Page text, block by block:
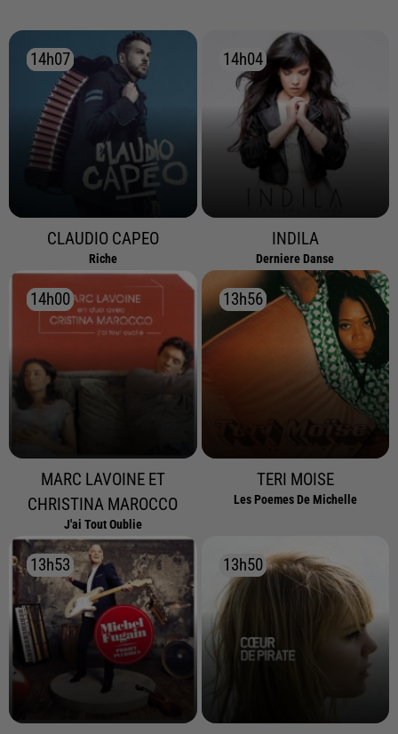
14h07
14h07
CLAUDIO CAPEO
Riche
14h04
14h04
INDILA
Derniere Danse
14h00
14h00
MARC LAVOINE ET
CHRISTINA MAROCCO
J'ai Tout Oublie
13h56
13h56
TERI MOISE
Les Poemes De Michelle
13h53
13h53 13h50
13h50